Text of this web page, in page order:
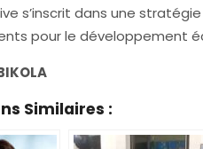
s’inscrit dans une
pour le développement
Similaires :